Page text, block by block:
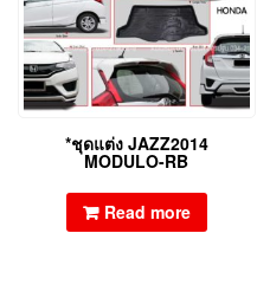
*ชุดแต่ง JAZZ2014
MODULO-RB
Read more